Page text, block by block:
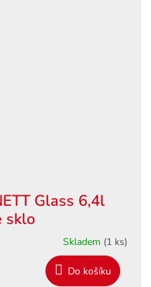
Glass 6,4l
sklo
Skladem (1 ks)
Do košíku